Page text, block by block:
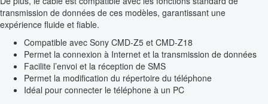
transmission de données de ces modèles, garantissant une
expérience fluide et fiable.
Compatible avec Sony CMD-Z5 et CMD-Z18
Permet la connexion à Internet et la transmission de données
Facilite l’envoi et la réception de SMS
Permet la modification du répertoire du téléphone
Idéal pour connecter le téléphone à un PC